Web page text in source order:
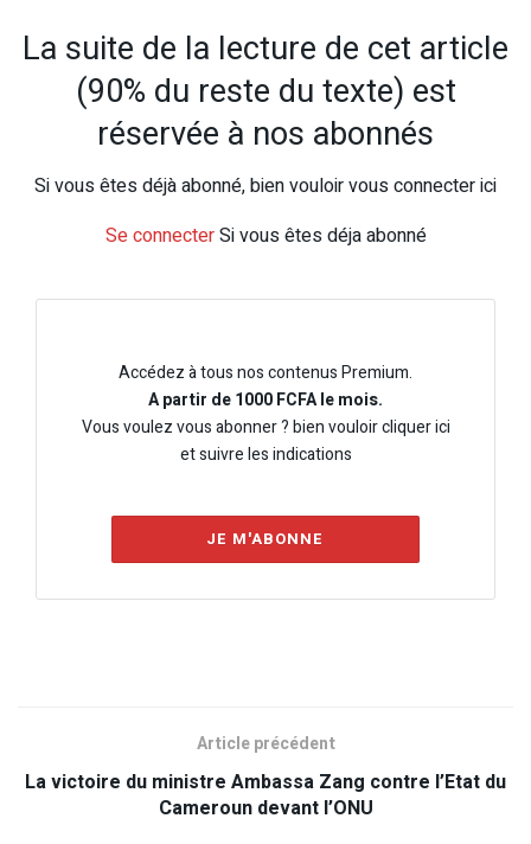
La suite de la lecture de cet article
(90% du reste du texte) est
réservée à nos abonnés
Si vous êtes déjà abonné, bien vouloir vous connecter ici
Se connecterSi vous êtes déja abonné
Accédez à tous nos contenus Premium.
A partir de 1000 FCFA le mois.
Vous voulez vous abonner ? bien vouloir cliquer ici
et suivre les indications
JE M'ABONNE
Article précédent
La victoire du ministre Ambassa Zang contre l’Etat du
Cameroun devant l’ONU